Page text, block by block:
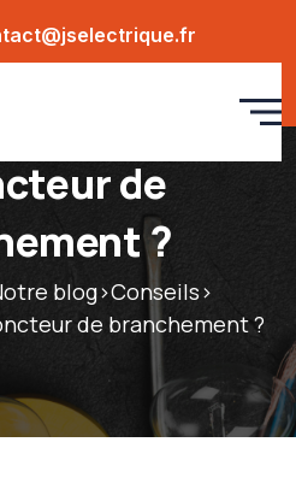
de
?
blog>Conseils>
de branchement ?